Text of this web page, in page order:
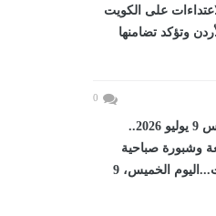
على الكويت
وتؤكد تضامنها
0
طقس الخميس 9 يوليو 2026..
وشبورة صباحية
والأرصاد تكشف درجات...اليوم الخميس، 9